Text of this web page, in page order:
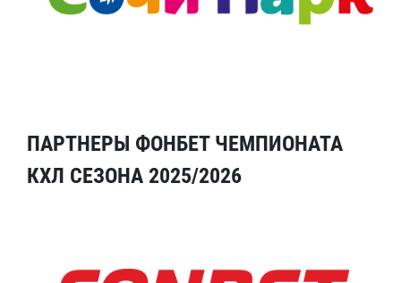
ПАРТНЕРЫ ФОНБЕТ ЧЕМПИОНАТА
КХЛ СЕЗОНА 2025/2026